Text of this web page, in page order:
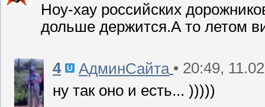
Ноу-хау российских
дольше держится.А то летом
4 АдминСайта • 20:49,
ну так оно и есть... )))))